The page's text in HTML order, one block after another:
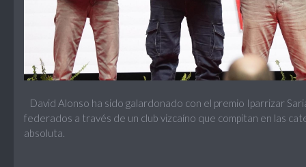
David Alonso ha sido galardonado con el premio Iparrizar
federados a través de un club vizcaíno que compitan en las
absoluta.